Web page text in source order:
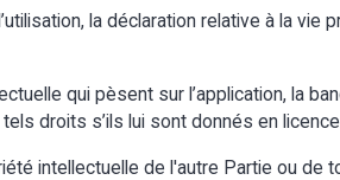
la déclaration relative à la
qui pèsent sur l’application, la
droits s’ils lui sont donnés en
intellectuelle de l'autre Partie ou de